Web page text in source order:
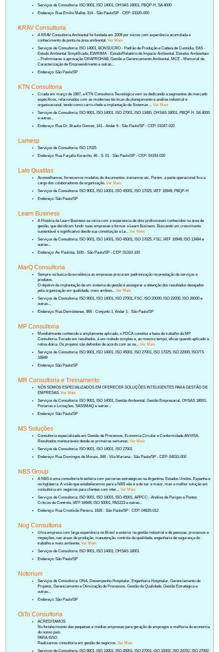
Serviços de Consultoria: ISO 9001, ISO 14001, OHSAS 18001, PBQP-H, SA 8000
Endereço: Rua Emílio Mallet, 314 - São Paulo/SP - CEP: 03320-000
KRAV Consultoria
A KRAV Consultoria Ambiental foi fundada em 2009 por sócios com experiência acumulada e
conhecimento de ponta na área ambiental.Ver Mais
Serviços de Consultoria: ISO 14001, BONSUCRO - Padrão de Produção e Cadeia de Custódia, EAS -
Estudo Ambiental Simplificado, EIA/RIMA - Estudo/Relatório de Impacto Ambiental, Estudos Ambientais
– Preliminares à aprovação GRAPROHAB, Gestão e Gerenciamento Ambiental, MCE - Memorial de
Caracterização de Empreendimento e outras...
Endereço: São Paulo/SP
KTN Consultoria
Criada em março de 1987, a KTN Consultoria Tecnológica vem se dedicando a segmentos de mercado
específicos, relacionados com as modernas técnicas de planejamento e análise industrial e
organizacional, tendo como carro-chefe a implantação de Sistemas ...Ver Mais
Serviços de Consultoria: ISO 9001, ISO 14001, ISO 27001, ISO 13485, OHSAS 18001, PBQP-H, SA 8000
e outras...
Endereço: Rua Dr. Braulio Gomes, 141 - Andar 6 - São Paulo/SP - CEP: 01047-020
Lamesp
Serviços de Consultoria: ISO 17025
Endereço: Rua Farjalla Koraicho, 46 - S. 01 - São Paulo/SP - CEP: 04193-020
Lato Qualitas
Aconselhamos, fornecemos modelos de documentos, treinamos etc. Porém, a parte operacional fica a
cargo dos colaboradores da organização.Ver Mais
Serviços de Consultoria: ISO 9001, ISO 14001, ISO 45001, ISO 17025, IATF 16949, PBQP-H
Endereço: São Paulo/SP
Learn Business
A História da Learn Business se inicia com a experiencia de dois profissionais conhecidos na área de
gestão, que decidiram fundir suas empresas e formar a Learn Business. Buscando um crescimento
sustentável e significativo desde sua constituição a Le...Ver Mais
Serviços de Consultoria: ISO 9001, ISO 14001, ISO 45001, ISO 17025, FSC, IATF 16949, ISO 13484 e
outras...
Endereço: Av. Paulista, 1100 - São Paulo/SP - CEP: 01310-100
MarQ Consultoria
Sempre na busca da excelência as empresas procuram padronização na prestação de serviços e
produtos.
O objetivo da implantação de um sistema de gestão é assegurar a obtenção dos resultados desejados
pela organização em qualidade, meio ambien...Ver Mais
Serviços de Consultoria: ISO 9001, ISO 14001, ISO 27001, FSC, ISO 20000, ISO 22000, ISO 26000 e
outras...
Endereço: Rua Demóstenes, 866 - Conjunto 1, Andar 1 - São Paulo/SP
MP Consultoria
Mundialmente conhecido e amplamente aplicado, o PDCA constitui a base de trabalho da MP
Consultoria. Focado em resultados, é um método simples e, ao mesmo tempo, eficaz quando aplicado à
rotina diária. Os projetos são definidos de acordo com as ne...Ver Mais
Serviços de Consultoria: ISO 9001, ISO 14001, ISO 45001, ISO 27001, ISO 17025, ISO 22000, ISO/TS
16949
Endereço: São Paulo/SP
MR Consultoria e Treinamento
NÓS SOMOS ESPECIALIZADOS EM OFERECER SOLUÇÕES INTELIGENTES PARA GESTÃO DE
EMPRESAS.Ver Mais
Serviços de Consultoria: ISO 9001, ISO 14001, Gestão Ambiental, Gestão Empresarial, OHSAS 18001,
Portarias e Licitações, SASSMAQ e outras...
Endereço: São Paulo/SP
MS Soluções
Consultoria especializada em Gestão de Processos, Economia Circular e Conformidade ANVISA.
Resultados mensuráveis desde as primeiras semanas.Ver Mais
Serviços de Consultoria: ISO 9001, ISO 14001, ISO 27001
Endereço: Rua Domingos de Morais, 348 - Vila Mariana - São Paulo/SP - CEP: 04010-000
NBS Group
A NBS é uma consultoria brasileira com parcerias estratégicas na Argentina, Estados Unidos, Espanha e
na Inglaterra. A visão que estabelecemos para a NBS não é a de ser a maior, mas a melhor solução em
consultoria em negócios para clientes com inter...Ver Mais
Serviços de Consultoria: ISO 9001, ISO 14001, ISO 45001, APPCC - Análise de Perigos e Pontos
Críticos de Controle, IATF 16949, ISO 50001, PAS223 e outras...
Endereço: Rua Cristóvão Pereira, 1626 - São Paulo/SP - CEP: 04620-012
Nog Consultoria
Uma empresa com larga experiência no Brasil e exterior na gestão industrial e de pessoas, processos e
inspeções, nas áreas de produção, manutenção, controle da qualidade, engenharia de segurança do
trabalho e meio ambiente.Ver Mais
Serviços de Consultoria: ISO 9001, ISO 14001, OHSAS 18001
Endereço: São Paulo/SP
Notorium
Serviços de Consultoria: ONA, Desempenho Hospitalar, Engenharia Hospitalar, Gerenciamento de
Projetos, Gerenciamento e Otimização de Processos, Gestão da Qualidade, Gestão Estratégica e
outras...
Endereço: São Paulo/SP
OiTo Consultoria
ACREDITAMOS
No fortalecimento das pequenas e médias empresas para geração de empregos e melhoria da economia
do nosso país.
PARA ISSO
Realizamos consultoria em gestão de negócios.Ver Mais
Serviços de Consultoria: ISO 9001, ISO 14001, ISO 45001, ISO 27001, ISO 10002, ISO 20252, ISO 27002